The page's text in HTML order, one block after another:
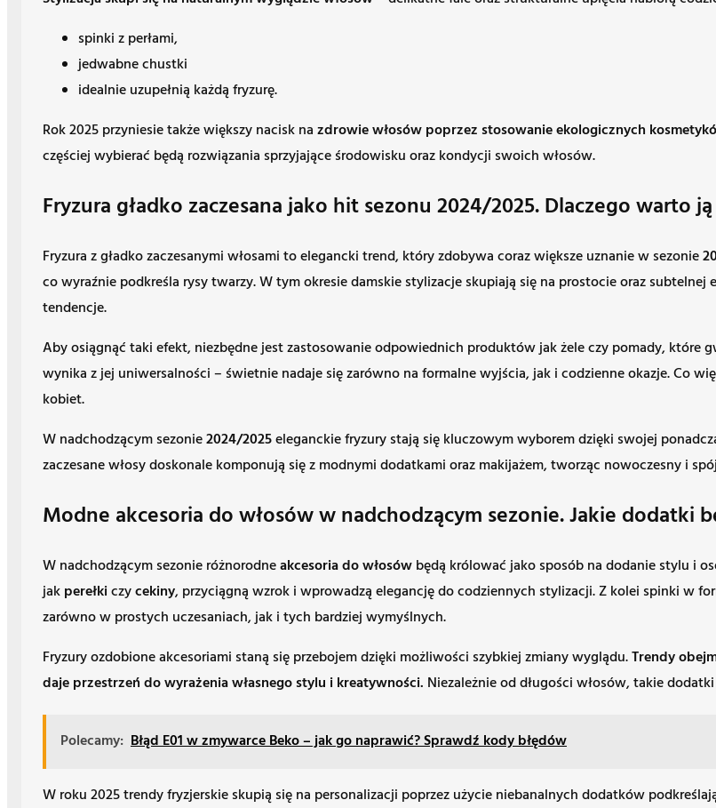
spinki z perłami,
jedwabne chustki
idealnie uzupełnią każdą fryzurę.
Rok 2025 przyniesie także większy nacisk nazdrowie włosów poprzez stosowanie ekologicznych
częściej wybierać będą rozwiązania sprzyjające środowisku oraz kondycji swoich włosów.
Fryzura gładko zaczesana jako hit sezonu 2024/2025. Dlaczego warto
Fryzura z gładko zaczesanymi włosami to elegancki trend, który zdobywa coraz większe uznanie w sezonie
co wyraźnie podkreśla rysy twarzy. W tym okresie damskie stylizacje skupiają się na prostocie oraz
tendencje.
Aby osiągnąć taki efekt, niezbędne jest zastosowanie odpowiednich produktów jak żele czy pomady, które
wynika z jej uniwersalności – świetnie nadaje się zarówno na formalne wyjścia, jak i codzienne okazje. Co
kobiet.
W nadchodzącym sezonie2024/2025eleganckie fryzury stają się kluczowym wyborem dzięki swojej
zaczesane włosy doskonale komponują się z modnymi dodatkami oraz makijażem, tworząc nowoczesny i
Modne akcesoria do włosów w nadchodzącym sezonie. Jakie dodatki
W nadchodzącym sezonie różnorodneakcesoria do włosówbędą królować jako sposób na dodanie stylu i
jakperełkiczycekiny, przyciągną wzrok i wprowadzą elegancję do codziennych stylizacji. Z kolei spinki w
zarówno w prostych uczesaniach, jak i tych bardziej wymyślnych.
Fryzury ozdobione akcesoriami staną się przebojem dzięki możliwości szybkiej zmiany wyglądu.Trendy
daje przestrzeń do wyrażenia własnego stylu i kreatywności. Niezależnie od długości włosów, takie
Polecamy: Błąd E01 w zmywarce Beko – jak go naprawić? Sprawdź kody błędów
W roku 2025 trendy fryzjerskie skupią się na personalizacji poprzez użycie niebanalnych dodatków